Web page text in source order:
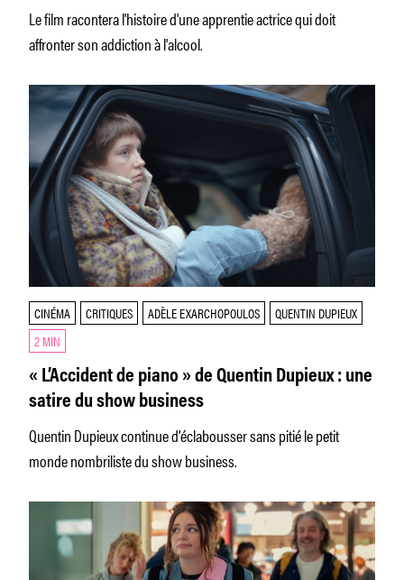
2026
Le film racontera l'histoire d'une apprentie actrice qui doit
affronter son addiction à l'alcool.
CINÉMA CRITIQUES ADÈLE EXARCHOPOULOS
QUENTIN DUPIEUX
2 MIN
« L’Accident de piano » de Quentin Dupieux : une
satire du show business
Quentin Dupieux continue d’éclabousser sans pitié le petit
monde nombriliste du show business.